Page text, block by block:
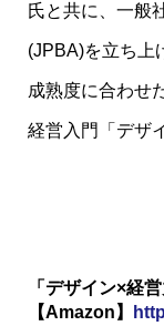
氏と共に、一般
(JPBA)を立ち上
成熟度に合わせ
経営入門「デザ
「デザイン×経
【Amazon】